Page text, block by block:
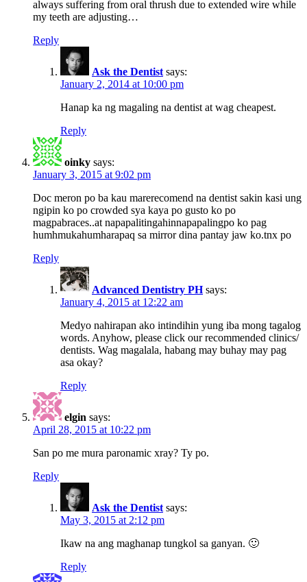
always suffering from oral thrush due to extended wire while
my teeth are adjusting…
Reply
Ask the Dentist says:
January 2, 2014 at 10:00 pm
Hanap ka ng magaling na dentist at wag cheapest.
Reply
oinky says:
January 3, 2015 at 9:02 pm
Doc meron po ba kau marerecomend na dentist sakin kasi ung
ngipin ko po crowded sya kaya po gusto ko po
magpabraces..at napapalitingahinnapapalingpo ko pag
humhmukahumharapaq sa mirror dina pantay jaw ko.tnx po
Reply
Advanced Dentistry PH says:
January 4, 2015 at 12:22 am
Medyo nahirapan ako intindihin yung iba mong tagalog
words. Anyhow, please click our recommended clinics/
dentists. Wag magalala, habang may buhay may pag
asa okay?
Reply
elgin says:
April 28, 2015 at 10:22 pm
San po me mura paronamic xray? Ty po.
Reply
Ask the Dentist says:
May 3, 2015 at 2:12 pm
Ikaw na ang maghanap tungkol sa ganyan. 🙂
Reply